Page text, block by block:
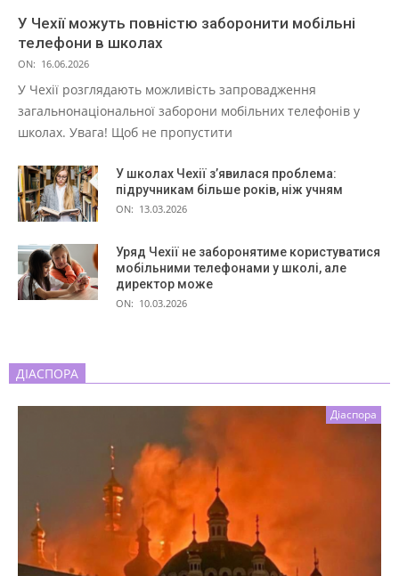
У Чехії можуть повністю заборонити мобільні
телефони в школах
ON: 16.06.2026
У Чехії розглядають можливість запровадження
загальнонаціональної заборони мобільних телефонів у
школах. Увага! Щоб не пропустити
У школах Чехії з’явилася проблема:
підручникам більше років, ніж учням
ON: 13.03.2026
Уряд Чехії не заборонятиме користуватися
мобільними телефонами у школі, але
директор може
ON: 10.03.2026
ДІАСПОРА
Діаспора